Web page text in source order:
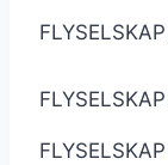
FLYSELSKAP
FLYSELSKAP
FLYSELSKAP